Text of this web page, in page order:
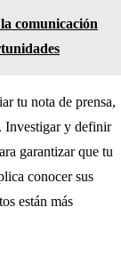
comunicación
tu nota de prensa,
Investigar y definir
garantizar que tu
conocer sus
están más